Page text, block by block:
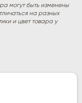
могут быть изменены
на разных
и цвет товара у